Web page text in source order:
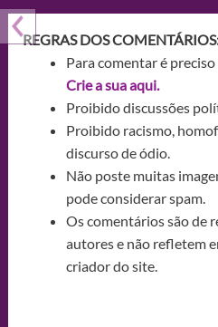
REGRAS DOS
Para comentar é
Crie a sua aqui.
Proibido discussões
Proibido racismo,
discurso de ódio.
Não poste muitas
pode considerar spam.
Os comentários são de
autores e não refletem
criador do site.